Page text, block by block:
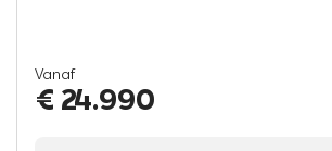
Vanaf
€ 24.990